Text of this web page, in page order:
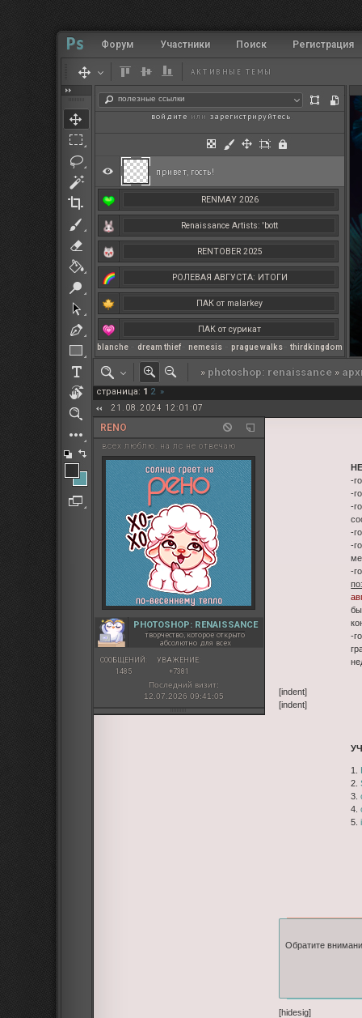
RENMAY 2026
Renaissance Artists: 'bott
RENTOBER 2025
РОЛЕВАЯ АВГУСТА: ИТОГИ
ПАК от malarkey
ПАК от сурикат
РЕНМАЙ
РОЛЕВАЯ МАРТА: ИТОГИ
полезные ссылки
blanche – dream thief– nemesis – prague walks– thirdkingdom
Форум Участники Поиск Регистрация
АКТИВНЫЕ ТЕМЫ
привет, гость!
войдите или зарегистрируйтесь
» photoshop: renaissance »
страница: 1 2 »
21.08.2024 12:01:07
RENO
всех люблю. на лс не отвечаю
PHOTOSHOP: RENAISSANCE
творчество, которое открыто
абсолютно для всех
СООБЩЕНИЙ:
1485
УВАЖЕНИЕ:
+7381
Последний визит:
12.07.2026 09:41:05
-
-
-
-
-
-
-
[indent]
[indent]
1.
2.
3.
4.
5.
Обратите
[hidesig]